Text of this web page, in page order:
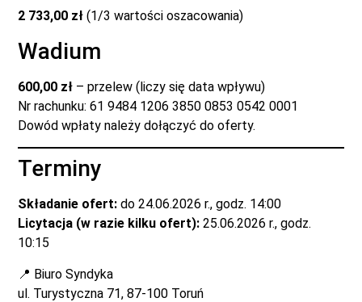
2 733,00 zł (1/3 wartości oszacowania)
Wadium
600,00 zł – przelew (liczy się data wpływu)
Nr rachunku: 61 9484 1206 3850 0853 0542 0001
Dowód wpłaty należy dołączyć do oferty.
Terminy
Składanie ofert: do 24.06.2026 r., godz. 14:00
Licytacja (w razie kilku ofert): 25.06.2026 r., godz.
10:15
📍 Biuro Syndyka
ul. Turystyczna 71, 87-100 Toruń